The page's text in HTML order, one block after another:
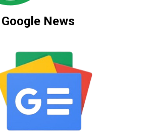
News